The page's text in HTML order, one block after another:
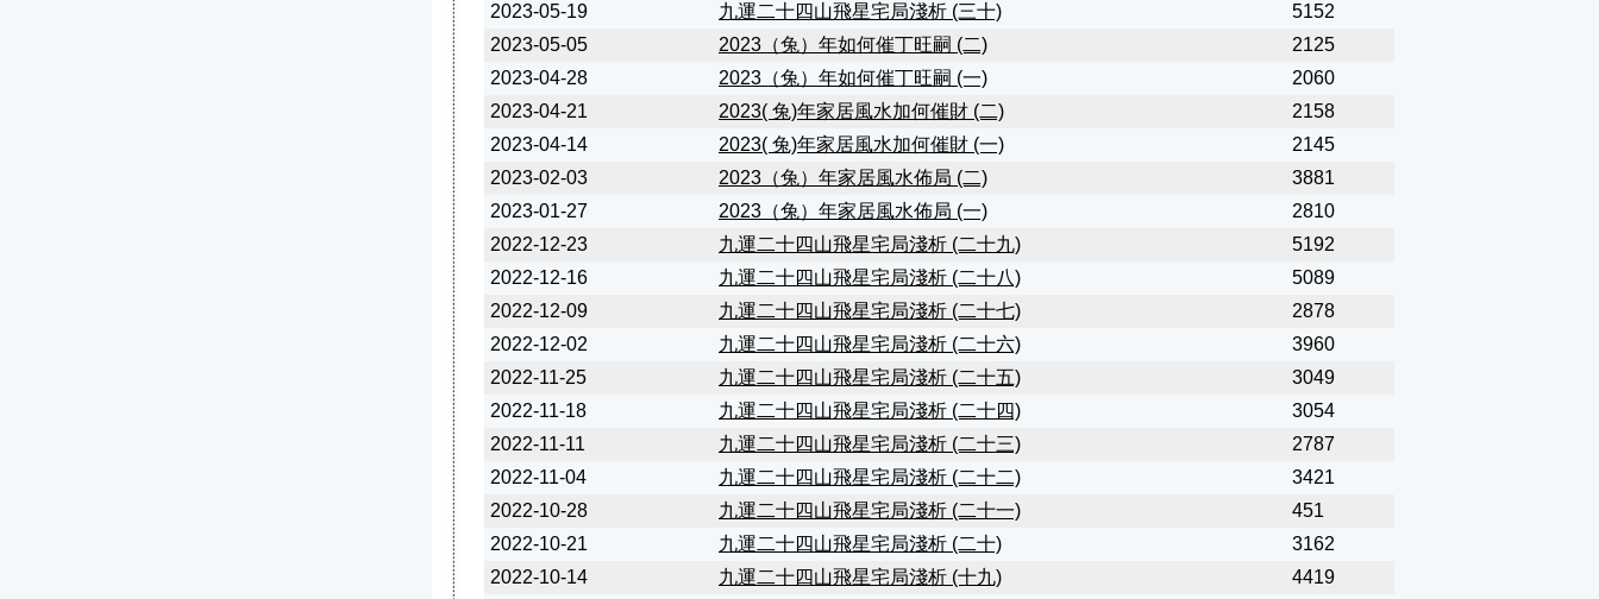
2023-05-19
九運二十四山飛星宅局淺析 (三十)
5152
2023-05-05
2023（兔）年如何催丁旺嗣 (二)
2125
2023-04-28
2023（兔）年如何催丁旺嗣 (一)
2060
2023-04-21
2023( 兔)年家居風水加何催財 (二)
2158
2023-04-14
2023( 兔)年家居風水加何催財 (一)
2145
2023-02-03
2023（兔）年家居風水佈局 (二)
3881
2023-01-27
2023（兔）年家居風水佈局 (一)
2810
2022-12-23
九運二十四山飛星宅局淺析 (二十九)
5192
2022-12-16
九運二十四山飛星宅局淺析 (二十八)
5089
2022-12-09
九運二十四山飛星宅局淺析 (二十七)
2878
2022-12-02
九運二十四山飛星宅局淺析 (二十六)
3960
2022-11-25
九運二⼗四山飛星宅局淺析 (二十五)
3049
2022-11-18
九運二⼗四山飛星宅局淺析 (二十四)
3054
2022-11-11
九運二⼗四山飛星宅局淺析 (二十三)
2787
2022-11-04
九運二⼗四山飛星宅局淺析 (二十二)
3421
2022-10-28
九運二⼗四山飛星宅局淺析 (二十一)
451
2022-10-21
九運二⼗四山飛星宅局淺析 (二十)
3162
2022-10-14
九運二⼗四山飛星宅局淺析 (十九)
4419